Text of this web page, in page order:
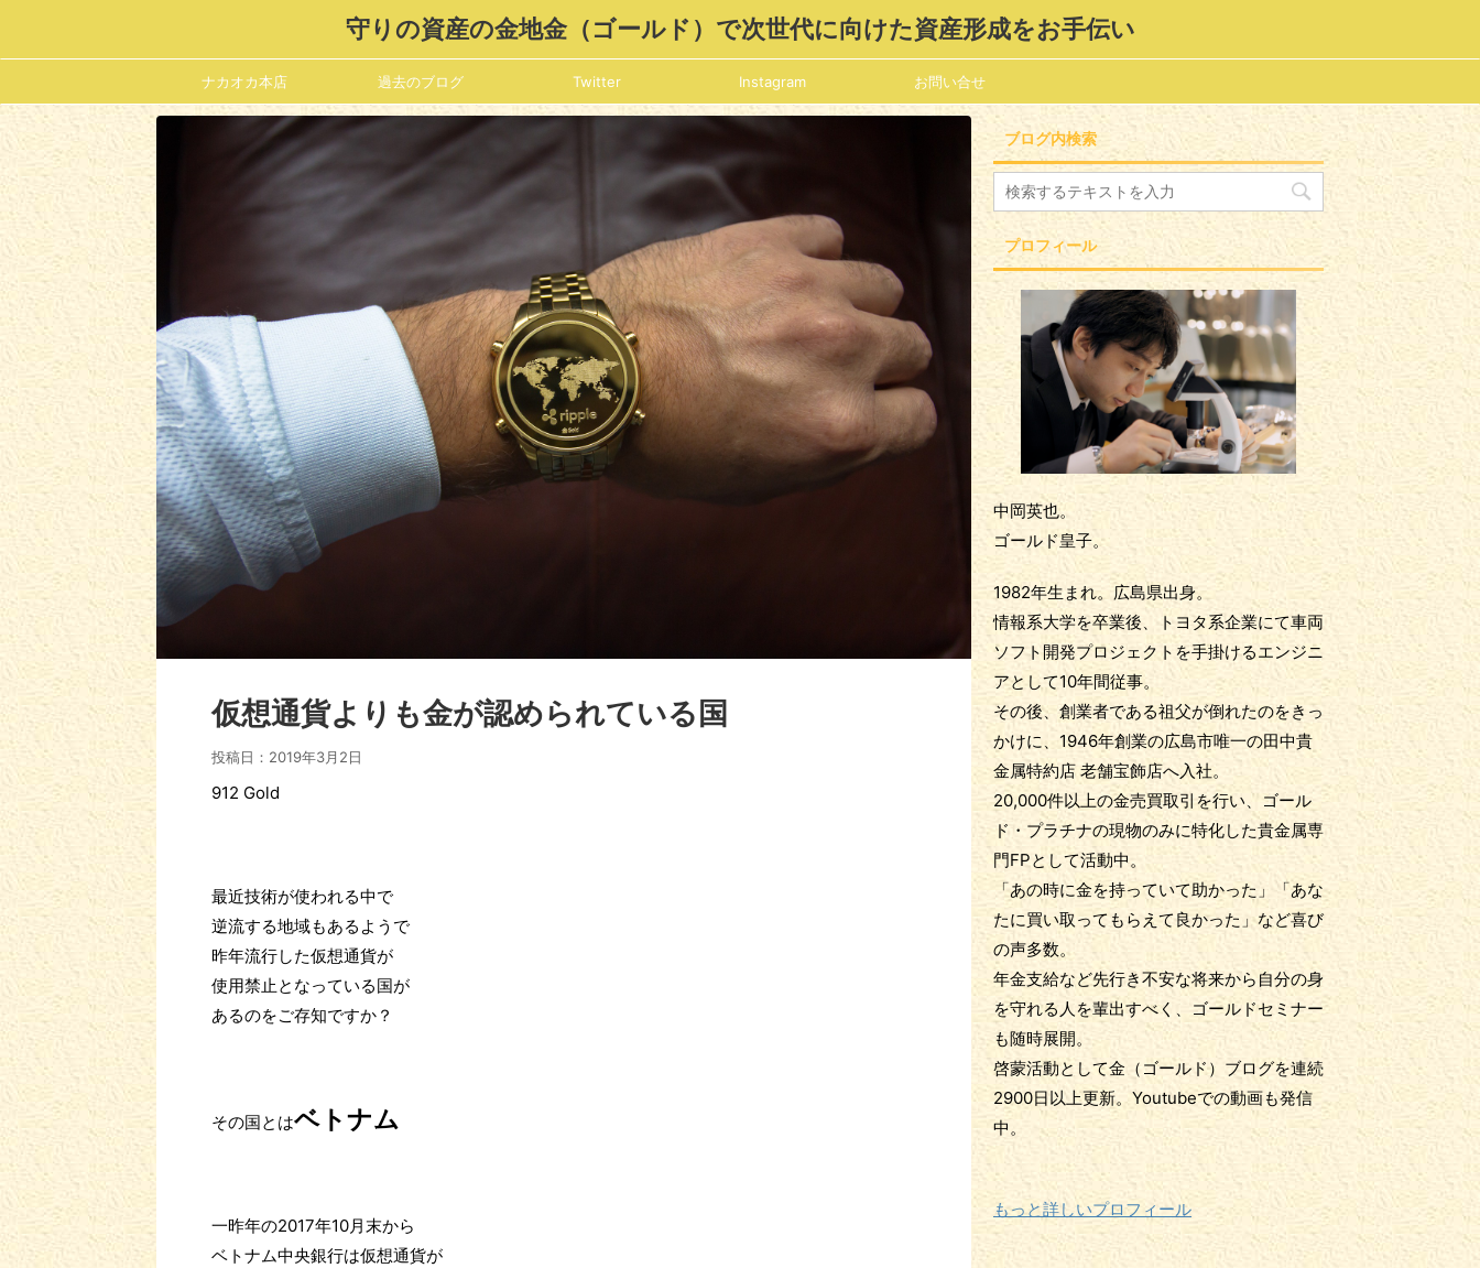
守りの資産の金地金（ゴールド）で次世代に向けた資産形成をお手伝い
ナカオカ本店 過去のブログ Twitter Instagram お問い合せ
仮想通貨よりも金が認められている国
投稿日： 2019年3月2日
912 Gold
最近技術が使われる中で
逆流する地域もあるようで
昨年流行した仮想通貨が
使用禁止となっている国が
あるのをご存知ですか？
その国とはベトナム
一昨年の2017年10月末から
ベトナム中央銀行は仮想通貨が
ブログ内検索
プロフィール
中岡英也。
ゴールド皇子。
1982年生まれ。広島県出身。
情報系大学を卒業後、トヨタ系企業にて車両
ソフト開発プロジェクトを手掛けるエンジニ
アとして10年間従事。
その後、創業者である祖父が倒れたのをきっ
かけに、1946年創業の広島市唯一の田中貴
金属特約店 老舗宝飾店へ入社。
20,000件以上の金売買取引を行い、ゴール
ド・プラチナの現物のみに特化した貴金属専
門FPとして活動中。
「あの時に金を持っていて助かった」「あな
たに買い取ってもらえて良かった」など喜び
の声多数。
年金支給など先行き不安な将来から自分の身
を守れる人を輩出すべく、ゴールドセミナー
も随時展開。
啓蒙活動として金（ゴールド）ブログを連続
2900日以上更新。Youtubeでの動画も発信
中。
もっと詳しいプロフィール